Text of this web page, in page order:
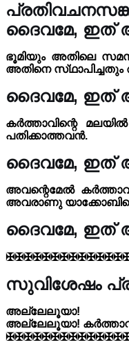
ദൈവമേ, ഇത്
ഭൂമിയും അതിലെ
അതിനെ സ്‌ഥാപിച്ചതും
ദൈവമേ, ഇത്
കർത്താവിന്റെ
പതിക്കാത്തവൻ.
ദൈവമേ, ഇത്
അവന്റെമേൽ
അവരാണു
ദൈവമേ, ഇത്
സുവിശേഷം
അല്ലേലൂയാ!
അല്ലേലൂയാ! കർത്താവ്